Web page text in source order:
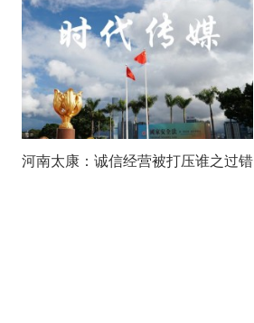
河南太康：诚信经营被打压谁之过错